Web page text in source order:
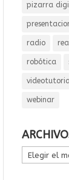
pizarra
radio
robótica
webinar
ARCHIVOS